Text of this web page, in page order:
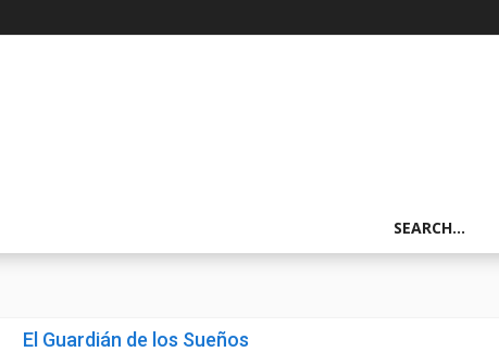
El Guardián de los Sueños